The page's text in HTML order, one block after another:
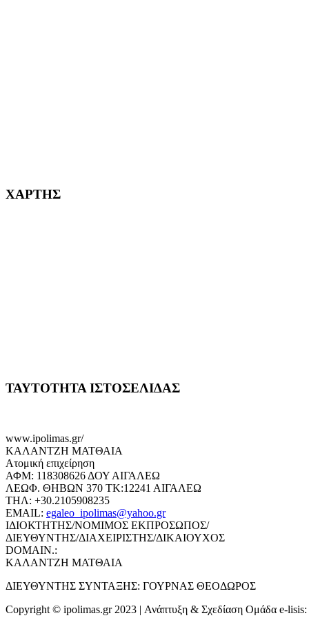
ΧΑΡΤΗΣ
ΤΑΥΤΟΤΗΤΑ ΙΣΤΟΣΕΛΙΔΑΣ
www.ipolimas.gr/
ΚΑΛΑΝΤΖΗ ΜΑΤΘΑΙΑ
Ατομική επιχείρηση
ΑΦΜ: 118308626 ΔΟΥ ΑΙΓΑΛΕΩ
ΛΕΩΦ. ΘΗΒΩΝ 370 ΤΚ:12241 ΑΙΓΑΛΕΩ
ΤΗΛ: +30.2105908235
EMAIL: egaleo_ipolimas@yahoo.gr
ΙΔΙΟΚΤΗΤΗΣ/ΝΟΜΙΜΟΣ ΕΚΠΡΟΣΩΠΟΣ/
ΔΙΕΥΘΥΝΤΗΣ/ΔΙΑΧΕΙΡΙΣΤΗΣ/ΔΙΚΑΙΟΥΧΟΣ
DOMAIN.:
ΚΑΛΑΝΤΖΗ ΜΑΤΘΑΙΑ
ΔΙΕΥΘΥΝΤΗΣ ΣΥΝΤΑΞΗΣ: ΓΟΥΡΝΑΣ ΘΕΟΔΩΡΟΣ
Copyright © ipolimas.gr 2023 | Ανάπτυξη & Σχεδίαση Ομάδα e-lisis: